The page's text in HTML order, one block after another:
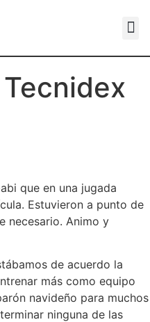
Tecnidex
que en una jugada
Estuvieron a punto de
necesario. Animo y
de acuerdo la
más como equipo
navideño para muchos
ninguna de las